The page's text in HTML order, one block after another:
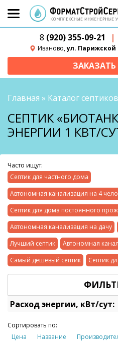
8 (920) 355-09-21 |
Иваново,ул. Парижской
Главная » Каталог септиков
СЕПТИК
ЭНЕРГИИ 1 КВТ/
Часто ищут:
Септик для частного дома
Автономная канализация на 4
Септик для дома постоянного
Автономная канализация на дачу
Лучший септик
Автономная
Самый дешевый септик
Септик
Расход энергии, кВт/сут:
Сортировать по:
Цена
Название